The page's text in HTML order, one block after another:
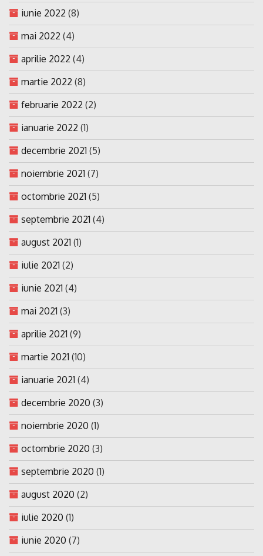
iunie 2022 (8)
mai 2022 (4)
aprilie 2022 (4)
martie 2022 (8)
februarie 2022 (2)
ianuarie 2022 (1)
decembrie 2021 (5)
noiembrie 2021 (7)
octombrie 2021 (5)
septembrie 2021 (4)
august 2021 (1)
iulie 2021 (2)
iunie 2021 (4)
mai 2021 (3)
aprilie 2021 (9)
martie 2021 (10)
ianuarie 2021 (4)
decembrie 2020 (3)
noiembrie 2020 (1)
octombrie 2020 (3)
septembrie 2020 (1)
august 2020 (2)
iulie 2020 (1)
iunie 2020 (7)